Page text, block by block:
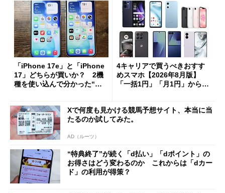
「iPhone 17e」と「iPhone
17」どちらが買いか？ 2機
種を使い込んで分かった“ス
4キャリアで買うべきおすす
めスマホ【2026年8月版】
「一括1円」「月1円」からお
Xで何度も見かける競馬予想サイト、本当に当
たるのか試してみた。
AD（ルーツ）
“特典終了”が続く「d払い」「dポイント」の
お得さはどう変わるのか これからは「dカー
ド」の利用が得策？